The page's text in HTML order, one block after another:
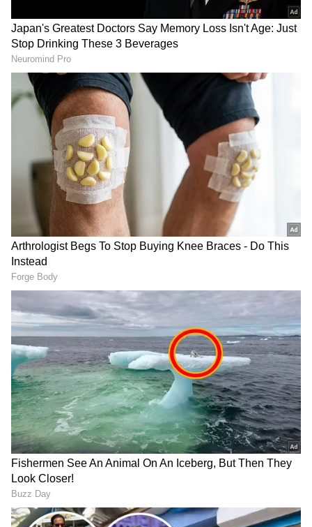
Image Credit :
ಸಾರ್ವಜನಿಕರ ಆಕ್ರೋಶ
ಮಿನರ್ವಾ ಸರ್ಕಲ್‌ನಿಂದ ಟೌನ್ ಹಾಲ್ ವರೆಗೆ ಕೋಟ್ಯಂತರ
ರೂಪಾಯಿ ವೆಚ್ಚದಲ್ಲಿ ಹೊಸದಾಗಿ ನಿರ್ಮಿಸಿದ ವೈಟ್ ಟಾಪಿಂಗ್
ರಸ್ತೆಯಲ್ಲೇ ಈಗ ಫ್ಲೈಓವರ್ ಕಾಮಗಾರಿಗೆ ಟೆಂಡರ್
ಕರೆದಿರುವುದು ಸಾರ್ವಜನಿಕರ ತೆರಿಗೆ ದುಡ್ಡನ್ನು ಬೇಕಾಬಿಟ್ಟಿ
ಪೋಲು ಮಾಡುವ ಅಧಿಕಾರಿಗಳ ಬೇಜವಾಬ್ದಾರಿತನಕ್ಕೆ
ಸಾಕ್ಷಿಯಾಗಿದೆ. 20 ಕೋಟಿ ಖರ್ಚು ಮಾಡಿ 5 ತಿಂಗಳ ಹಿಂದೆ
ನಿರ್ಮಿಸಿದ 2 ಕಿಮೀ ಉದ್ದದ ವೈಟ್ ಟಾಪಿಂಗ್ ರಸ್ತೆ
ಮಾಡಲಾಗಿತ್ತು.